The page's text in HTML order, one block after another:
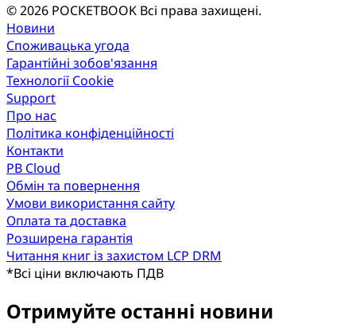
© 2026 POCKETBOOK Всі права захищені.
Новини
Споживацька угода
Гарантійні зобов'язання
Технології Cookie
Support
Про нас
Політика конфіденційності
Контакти
PB Cloud
Обмін та повернення
Умови використання сайту
Оплата та доставка
Розширена гарантія
Читання книг із захистом LCP DRM
*Всі ціни включають ПДВ
Отримуйте останні новини